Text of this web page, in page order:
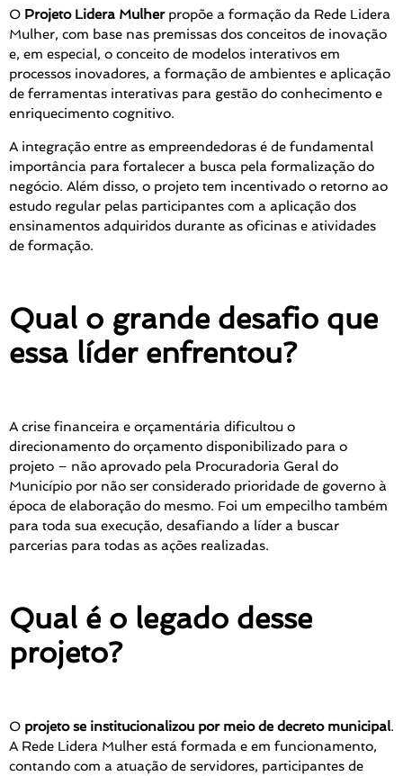
O Projeto Lidera Mulherpropõe a formação da Rede Lidera
Mulher, com base nas premissas dos conceitos de inovação
e, em especial, o conceito de modelos interativos em
processos inovadores, a formação de ambientes e aplicação
de ferramentas interativas para gestão do conhecimento e
enriquecimento cognitivo.
A integração entre as empreendedoras é de fundamental
importância para fortalecer a busca pela formalização do
negócio. Além disso, o projeto tem incentivado o retorno ao
estudo regular pelas participantes com a aplicação dos
ensinamentos adquiridos durante as oficinas e atividades
de formação.
Qual o grande desafio que
essa líder enfrentou?
A crise financeira e orçamentária dificultou o
direcionamento do orçamento disponibilizado para o
projeto – não aprovado pela Procuradoria Geral do
Município por não ser considerado prioridade de governo à
época de elaboração do mesmo. Foi um empecilho também
para toda sua execução, desafiando a líder a buscar
parcerias para todas as ações realizadas.
Qual é o legado desse
projeto?
O projeto se institucionalizou por meio de decreto municipal.
A Rede Lidera Mulher está formada e em funcionamento,
contando com a atuação de servidores, participantes de